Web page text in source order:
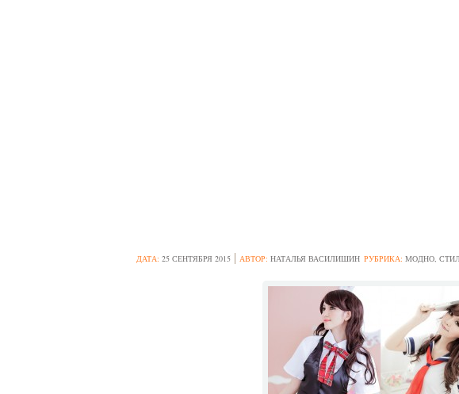
ДАТА: 25 СЕНТЯБРЯ 2015 АВТОР: НАТАЛЬЯ ВАСИЛИШИН РУБРИКА: МОДНО,